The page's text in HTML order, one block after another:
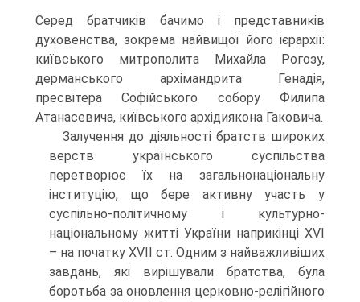
Серед братчиків бачимо і представників
духовенства, зокрема найвищої його ієрархії:
київського митрополита Михайла Рогозу,
дерманського архімандрита Генадія,
пресвітера Софійського собору Филипа
Атанасевича, київського архідиякона Гаковича.
Залучення до діяльності братств широких
верств українського суспільства
перетворює їх на загальнонаціональну
інституцію, що бере активну участь у
суспільно-політичному і культурно-
національному житті України наприкінці XVI
– на початку XVII ст. Одним з найважливіших
завдань, які вирішували братства, була
боротьба за оновлення церковно-релігійного